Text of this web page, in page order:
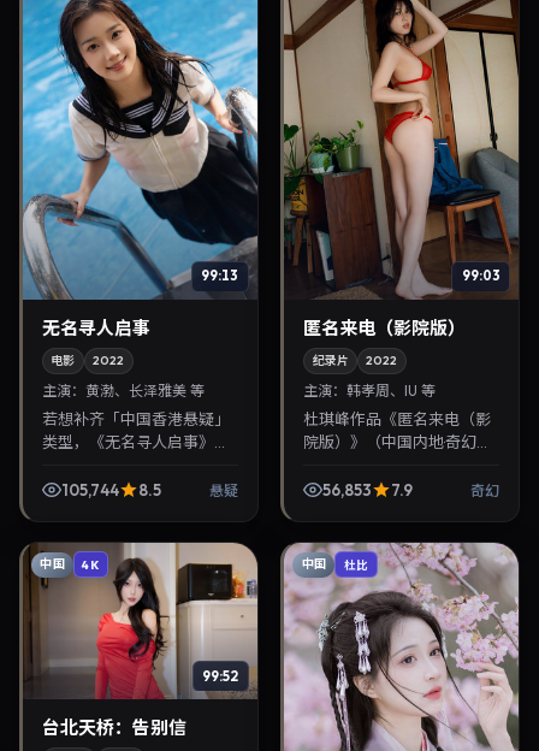
99:13
无名寻人启事
电影 2022
主演： 黄渤、长泽雅美 等
若想补齐「中国香港悬疑」
类型，《无名寻人启事》值
渤、长泽雅美主演，2022年
105,744 8.5 悬疑
99:03
匿名来电（影院版）
纪录片 2022
主演：韩孝周、IU 等
杜琪峰作品《匿名来电（影
院版）》（中国内地·奇幻）
7月2日正式上映。影片叙事
56,853 7.9 奇幻
中国 4K
99:52
台北天桥：告别信
中国 杜比